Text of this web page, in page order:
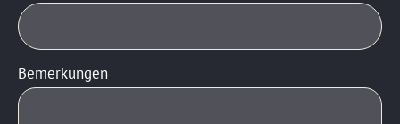
Bemerkungen